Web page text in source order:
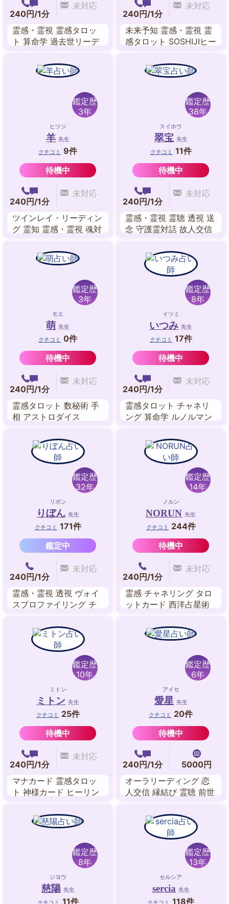
240円/1分
未対応
霊感・霊視 霊感タロッ
ト 算命学 過去世リーデ
鑑定 キッパーカード 潜
在意識
240円/1分
未対応
未来予知 霊感・霊視 霊
感タロット SOSHIJIヒー
グ インナーチャイルド
潜在意識
鑑定歴
3年
ヒツジ
羊 先生
クチコミ
9件
待機中
240円/1分
未対応
ツインレイ・リーディン
グ 霊知 霊感・霊視 魂対
イキヒーリング
鑑定歴
38年
スイホウ
翠宝 先生
クチコミ 11件
待機中
240円/1分
未対応
霊感・霊視 霊聴 透視 送
念 守護霊対話 故人交信
鑑定歴
3年
モエ
萌 先生
クチコミ
0件
待機中
240円/1分
未対応
霊感タロット 数秘術 手
相 アストロダイス
鑑定歴
8年
イツミ
いつみ 先生
クチコミ 17件
待機中
240円/1分
未対応
霊感タロット チャネリ
ング 算命学 ルノルマン
ピリチュアル
鑑定歴
32年
リボン
りぼん 先生
クチコミ 171件
鑑定中
240円/1分
未対応
霊感・霊視 透視 ヴォイ
スプロファイリング チ
波動修正 ヒーリング 心
願成就
鑑定歴
14年
ノルン
NORUN 先生
クチコミ
244件
待機中
240円/1分
未対応
霊感 チャネリング タロ
ットカード 西洋占星術
ィング ダウジング ルノ
ルマンカード
鑑定歴
10年
ミトン
ミトン 先生
クチコミ
25件
待機中
240円/1分
未対応
マナカード 霊感タロッ
ト 神様カード ヒーリン
鑑定歴
6年
アイセ
愛星 先生
クチコミ
20件
待機中
240円/1分
5000円
オーラリーディング 恋
人交信 縁結び 霊聴 前世
感タロット
鑑定歴
8年
ジヨウ
慈陽 先生
クチコミ 11件
鑑定歴
13年
セルシア
sercia 先生
クチコミ 118件